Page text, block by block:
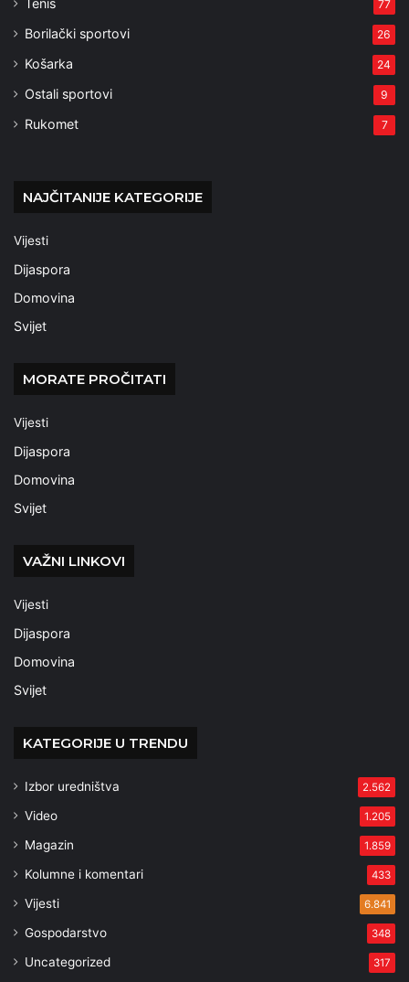
Tenis 77
Borilački sportovi 26
Košarka 24
Ostali sportovi 9
Rukomet 7
NAJČITANIJE KATEGORIJE
Vijesti
Dijaspora
Domovina
Svijet
MORATE PROČITATI
Vijesti
Dijaspora
Domovina
Svijet
VAŽNI LINKOVI
Vijesti
Dijaspora
Domovina
Svijet
KATEGORIJE U TRENDU
Izbor uredništva 2.562
Video 1.205
Magazin 1.859
Kolumne i komentari 433
Vijesti 6.841
Gospodarstvo 348
Uncategorized 317